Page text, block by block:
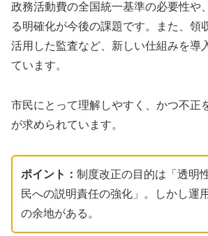
政務活動費の全国統一基準の必要性や
る明確化が今後の課題です。また、領
活用した監査など、新しい仕組みを導
ています。
市民にとって理解しやすく、かつ不正
が求められています。
ポイント： 制度改正の目的は「透明
民への説明責任の強化」。しかし運
の余地がある。